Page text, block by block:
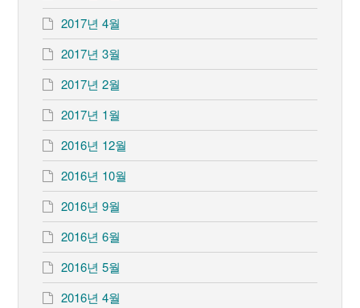
2017년 4월
2017년 3월
2017년 2월
2017년 1월
2016년 12월
2016년 10월
2016년 9월
2016년 6월
2016년 5월
2016년 4월